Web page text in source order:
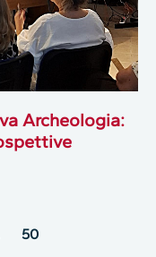
Archeologia:
50